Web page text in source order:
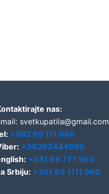
nas:
svetkupatila@gmail.com
+382 69 111 960
+38263444960
+381 69 777 960
Srbiju: +381 69 1111 960